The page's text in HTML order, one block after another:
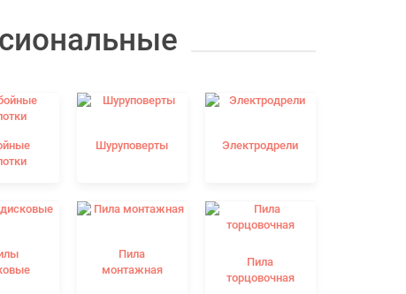
Шуруповерты Электродрели
Пила
монтажная
Пила
торцовочная